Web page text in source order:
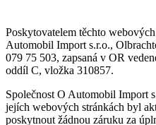
Poskytovatelem těchto
Automobil Import s.r.o.,
079 75 503, zapsaná v OR
oddíl C, vložka 310857.
Společnost O Automobil Import
jejích webových stránkách byl
poskytnout žádnou záruku za